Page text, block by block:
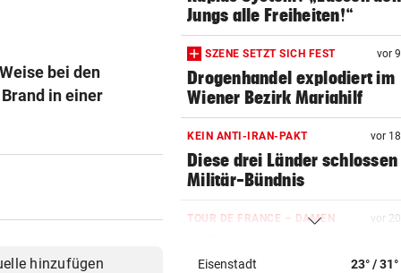
bei den
in einer
hinzufügen
Jungs alle Freiheiten!“
SZENE SETZT SICH FEST vor
Drogenhandel explodiert im
Wiener Bezirk Mariahilf
KEIN ANTI-IRAN-PAKT vor
Diese drei Länder schlossen
Militär-Bündnis
TOUR DE FRANCE – DAMEN vor
Mont Ventoux
Eisenstadt 23° / 31°